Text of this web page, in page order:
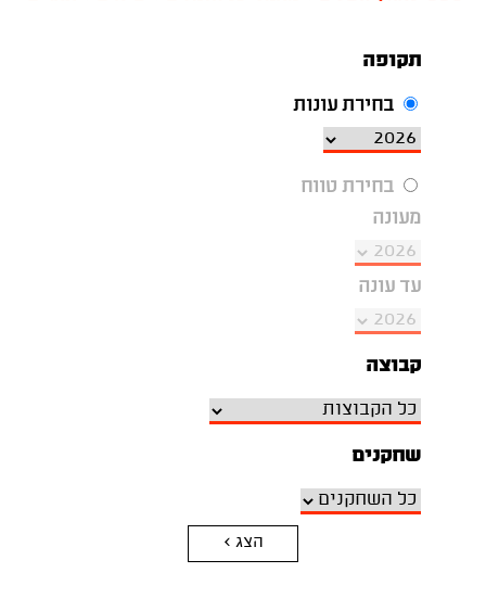
תקופה
בחירת עונות
בחירת טווח
מעונה
עד עונה
קבוצה
שחקנים
הצג >